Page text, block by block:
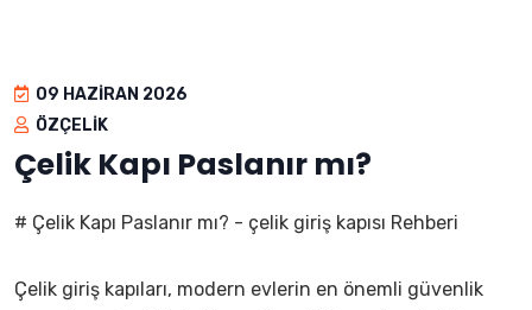
09 HAZIRAN 2026
ÖZÇELIK
Çelik Kapı Paslanır mı?
# Çelik Kapı Paslanır mı? - çelik giriş kapısı Rehberi
Çelik giriş kapıları, modern evlerin en önemli güvenlik